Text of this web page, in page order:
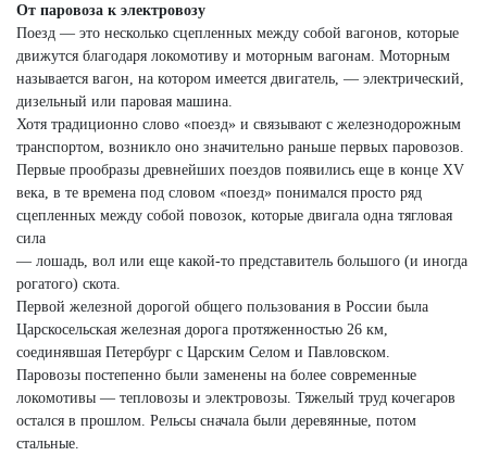
От паровоза к электровозу
Поезд — это несколько сцепленных между собой вагонов, которые
движутся благодаря локомотиву и моторным вагонам. Моторным
называется вагон, на котором имеется двигатель, — электрический,
дизельный или паровая машина.
Хотя традиционно слово «поезд» и связывают с железнодорожным
транспортом, возникло оно значительно раньше первых паровозов.
Первые прообразы древнейших поездов появились еще в конце XV
века, в те времена под словом «поезд» понимался просто ряд
сцепленных между собой повозок, которые двигала одна тягловая
сила
— лошадь, вол или еще какой-то представитель большого (и иногда
рогатого) скота.
Первой железной дорогой общего пользования в России была
Царскосельская железная дорога протяженностью 26 км,
соединявшая Петербург с Царским Селом и Павловском.
Паровозы постепенно были заменены на более современные
локомотивы — тепловозы и электровозы. Тяжелый труд кочегаров
остался в прошлом. Рельсы сначала были деревянные, потом
стальные.